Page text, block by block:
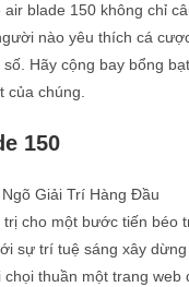
blade 150 không chỉ
nào yêu thích cá
Hãy cộng bay bổng
của chúng.
150
cho một bước tiến béo
sự trí tuệ sáng xây
thuần một trang web